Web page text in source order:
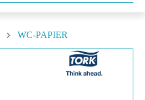
WC-PAPIER